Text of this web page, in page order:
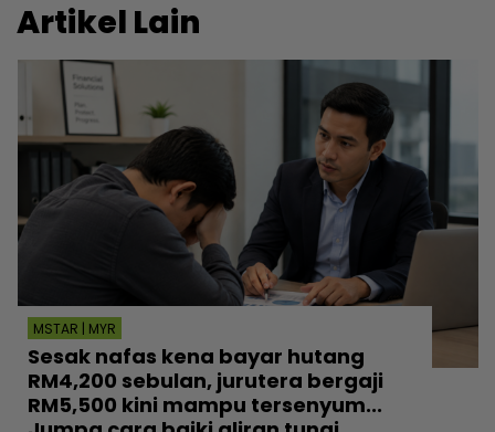
Artikel Lain
MSTAR | MYR
Sesak nafas kena bayar hutang
RM4,200 sebulan, jurutera bergaji
RM5,500 kini mampu tersenyum...